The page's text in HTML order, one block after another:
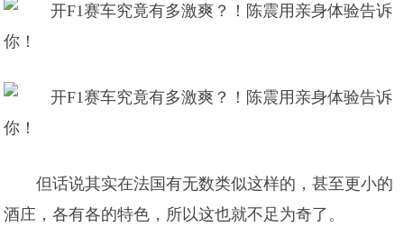
但话说其实在法国有无数类似这样的，甚至更小的
酒庄，各有各的特色，所以这也就不足为奇了。